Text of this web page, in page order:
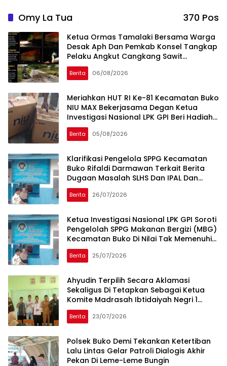
Omy La Tua 370 Pos
Ketua Ormas Tamalaki Bersama Warga
Desak Aph Dan Pemkab Konsel Tangkap
Pelaku Angkut Cangkang Sawit
Overload, Truk PT KAP Melintas Jalan
Umum
Berita 06/08/2026
Meriahkan HUT RI Ke-81 Kecamatan Buko
NIU MAX Bekerjasama Degan Ketua
Investigasi Nasional LPK GPI Beri Hadiah
Sponsor Kegiatan Laga Sepak Bola U-
45
Berita 05/08/2026
Klarifikasi Pengelola SPPG Kecamatan
Buko Rifaldi Darmawan Terkait Berita
Dugaan Masalah SLHS Dan IPAL Dan
Masalah Makanan MBG
Berita 26/07/2026
Ketua Investigasi Nasional LPK GPI Soroti
Pengelolah SPPG Makanan Bergizi (MBG)
Kecamatan Buko Di Nilai Tak Memenuhi
Standar Nasional
Berita 25/07/2026
Ahyudin Terpilih Secara Aklamasi
Sekaligus Di Tetapkan Sebagai Ketua
Komite Madrasah Ibtidaiyah Negri 1
Banggai Kepulauan Periode 2026-2029
Berita 23/07/2026
Polsek Buko Demi Tekankan Ketertiban
Lalu Lintas Gelar Patroli Dialogis Akhir
Pekan Di Leme-Leme Bungin